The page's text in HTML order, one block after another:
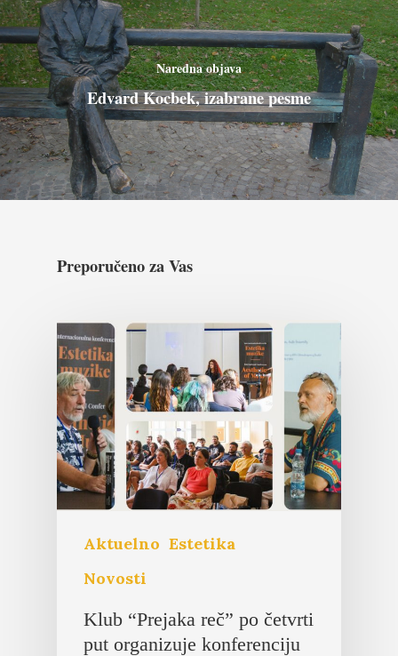
Naredna objava
Edvard Kocbek, izabrane pesme
Preporučeno za Vas
Aktuelno Estetika
Novosti
Klub “Prejaka reč” po četvrti
put organizuje konferenciju